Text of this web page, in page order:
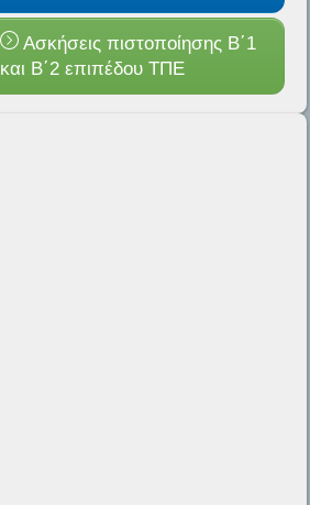
Ασκήσεις πιστοποίησης Β΄1
και B΄2 επιπέδου ΤΠΕ